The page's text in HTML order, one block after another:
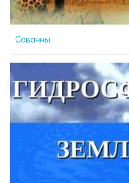
Саванны